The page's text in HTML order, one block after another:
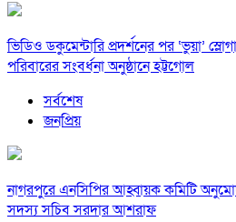
ভিডিও ডকুমেন্টারি প্রদর্শনের পর ‘ভুয়া’
পরিবারের সংবর্ধনা অনুষ্ঠানে হট্টগোল
সর্বশেষ
জনপ্রিয়
নাগরপুরে এনসিপির আহ্বায়ক কমিটি
সদস্য সচিব সরদার আশরাফ